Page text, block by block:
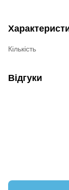
Кількість
Відгуки